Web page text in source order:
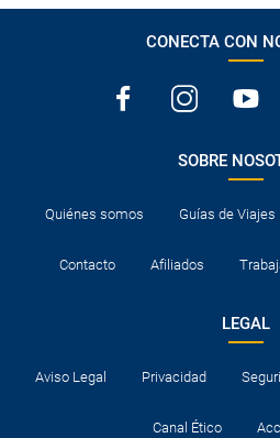
se realicen escalas aéreas.
CONECTA CON
SOBRE
Quiénes somos Guías de Viajes
Contacto Afiliados
LEGAL
Aviso Legal Privacidad
Canal Ético